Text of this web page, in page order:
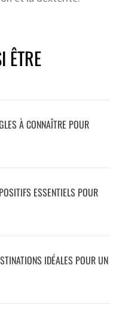
ÊTRE
À CONNAÎTRE POUR
ESSENTIELS POUR
IDÉALES POUR UN